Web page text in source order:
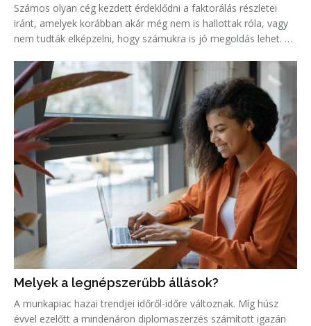
Számos olyan cég kezdett érdeklődni a faktorálás részletei
iránt, amelyek korábban akár még nem is hallottak róla, vagy
nem tudták elképzelni, hogy számukra is jó megoldás lehet. A
Melyek a legnépszerűbb állások?
A munkapiac hazai trendjei időről-időre változnak. Míg húsz
évvel ezelőtt a mindenáron diplomaszerzés számított igazán